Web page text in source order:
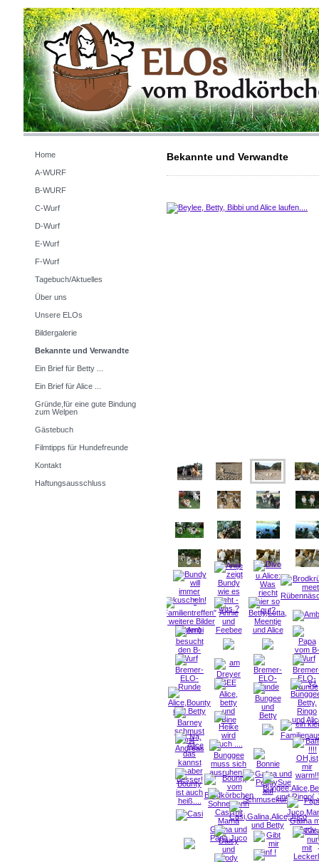
Home
A-WURF
B-WURF
C-Wurf
D-Wurf
E-Wurf
F-Wurf
Tagebuch/Aktuelles
Über uns
Unsere ELOs
Bildergalerie
Bekannte und Verwandte
Ein Brief für Betty ...
Ein Brief für Alice ...
Gründe,für eine gute Bindung
zum Welpen
Gästebuch
Filmtipps für Hundefreunde
Kontakt
Haftungsausschluss
Bekannte und Verwandte